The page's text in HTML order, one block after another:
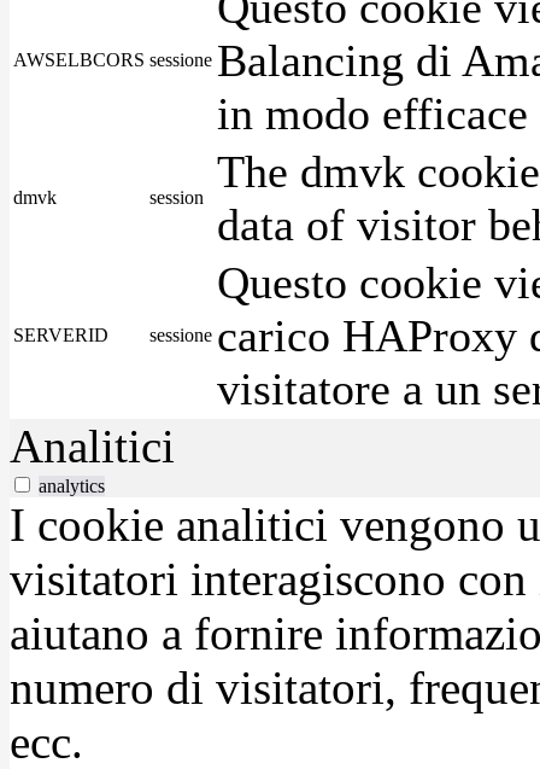
AWSELBCORS sessione Balancing di
in modo
dmvk session
The dmvk
data of visitor
SERVERID sessione
Questo cookie
carico HAProxy
visitatore a un
Analitici
analytics
I cookie analitici vengono
visitatori interagiscono
aiutano a fornire
numero di visitatori,
ecc.